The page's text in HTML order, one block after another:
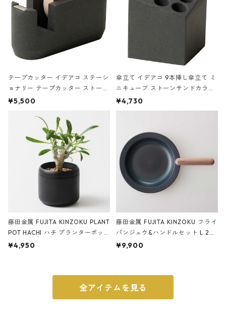
テープカッター イデアコ ステーシ
ョナリー テープカッター ストーン
サンドカラー 石調 ideaco Station
¥5,500
傘立て イデアコ 9本挿し傘立て ミ
ニキューブ ストーンサンドカラー
石調 ideaco Umbrella Stand CUB
E ストーンサンドブラック
¥4,730
藤田金属 FUJITA KINZOKU PLANT
POT HACHI ハチ プランターポッ
ト 3号 ブラック
¥4,950
藤田金属 FUJITA KINZOKU フライ
パンジュウ&ハンドルセット L 24c
m ガス火・IH対応 鉄フライパン
¥9,900
全アイテムを見る